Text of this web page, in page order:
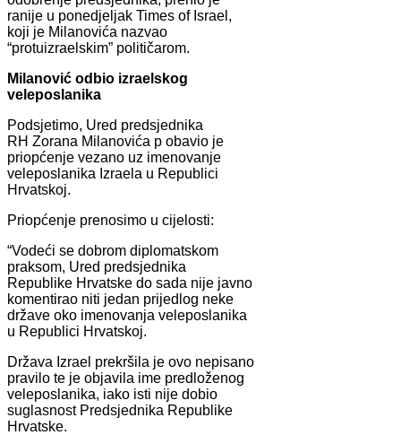
ranije u ponedjeljak Times of Israel,
koji je Milanovića nazvao
“protuizraelskim” političarom.
Milanović odbio izraelskog
veleposlanika
Podsjetimo, Ured predsjednika
RH Zorana Milanovića p obavio je
priopćenje vezano uz imenovanje
veleposlanika Izraela u Republici
Hrvatskoj.
Priopćenje prenosimo u cijelosti:
“Vodeći se dobrom diplomatskom
praksom, Ured predsjednika
Republike Hrvatske do sada nije javno
komentirao niti jedan prijedlog neke
države oko imenovanja veleposlanika
u Republici Hrvatskoj.
Država Izrael prekršila je ovo nepisano
pravilo te je objavila ime predloženog
veleposlanika, iako isti nije dobio
suglasnost Predsjednika Republike
Hrvatske.